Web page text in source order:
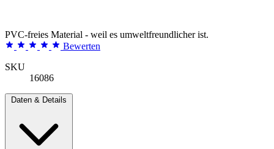
PVC-freies Material - weil es umweltfreundlicher ist.
Bewerten
SKU
16086
Daten & Details